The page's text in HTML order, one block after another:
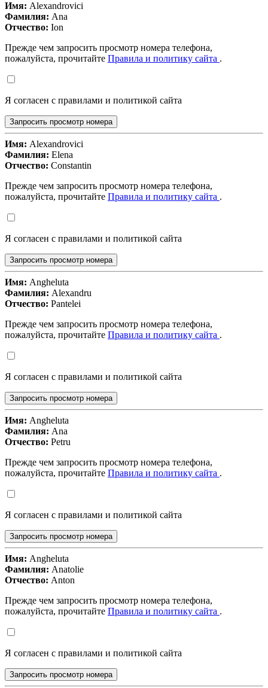
Имя: Alexandrovici
Фамилия: Ana
Отчество: Ion
Прежде чем запросить просмотр номера телефона,
пожалуйста, прочитайте Правила и политику сайта .
Я согласен с правилами и политикой сайта
Запросить просмотр номера
Имя: Alexandrovici
Фамилия: Elena
Отчество: Constantin
Прежде чем запросить просмотр номера телефона,
пожалуйста, прочитайте Правила и политику сайта .
Я согласен с правилами и политикой сайта
Запросить просмотр номера
Имя: Angheluta
Фамилия: Alexandru
Отчество: Pantelei
Прежде чем запросить просмотр номера телефона,
пожалуйста, прочитайте Правила и политику сайта .
Я согласен с правилами и политикой сайта
Запросить просмотр номера
Имя: Angheluta
Фамилия: Ana
Отчество: Petru
Прежде чем запросить просмотр номера телефона,
пожалуйста, прочитайте Правила и политику сайта .
Я согласен с правилами и политикой сайта
Запросить просмотр номера
Имя: Angheluta
Фамилия: Anatolie
Отчество: Anton
Прежде чем запросить просмотр номера телефона,
пожалуйста, прочитайте Правила и политику сайта .
Я согласен с правилами и политикой сайта
Запросить просмотр номера